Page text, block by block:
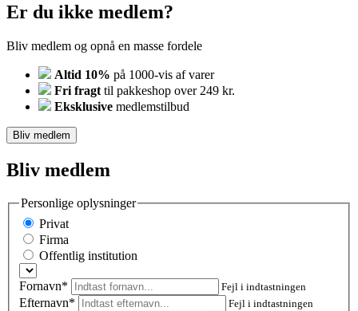
Er du ikke medlem?
Bliv medlem og opnå en masse fordele
Altid 10% på 1000-vis af varer
Fri fragt til pakkeshop over 249 kr.
Eksklusive medlemstilbud
Bliv medlem
Bliv medlem
Personlige oplysninger
Privat
Firma
Offentlig institution
Fornavn* Fejl i indtastningen
Efternavn* Fejl i indtastningen